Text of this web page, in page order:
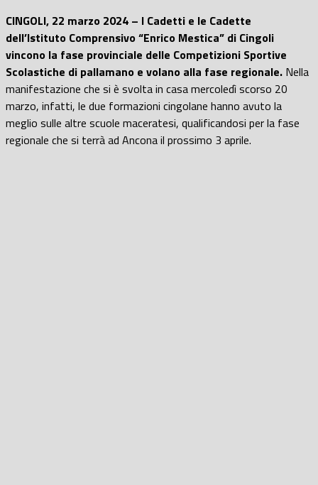
CINGOLI, 22 marzo 2024 – I Cadetti e le Cadette
dell’Istituto Comprensivo “Enrico Mestica” di Cingoli
vincono la fase provinciale delle Competizioni Sportive
Scolastiche di pallamano e volano alla fase regionale. Nella
manifestazione che si è svolta in casa mercoledì scorso 20
marzo, infatti, le due formazioni cingolane hanno avuto la
meglio sulle altre scuole maceratesi, qualificandosi per la fase
regionale che si terrà ad Ancona il prossimo 3 aprile.